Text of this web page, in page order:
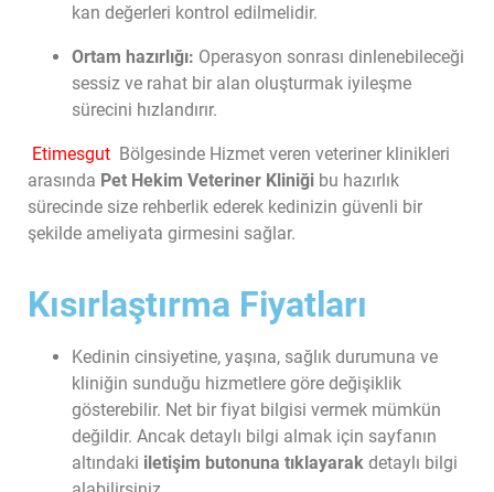
kan değerleri kontrol edilmelidir.
Ortam hazırlığı: Operasyon sonrası dinlenebileceği
sessiz ve rahat bir alan oluşturmak iyileşme
sürecini hızlandırır.
Etimesgut Bölgesinde Hizmet veren veteriner klinikleri
arasında Pet Hekim Veteriner Kliniği bu hazırlık
sürecinde size rehberlik ederek kedinizin güvenli bir
şekilde ameliyata girmesini sağlar.
Kısırlaştırma Fiyatları
Kedinin cinsiyetine, yaşına, sağlık durumuna ve
kliniğin sunduğu hizmetlere göre değişiklik
gösterebilir. Net bir fiyat bilgisi vermek mümkün
değildir. Ancak detaylı bilgi almak için sayfanın
altındaki iletişim butonuna tıklayarak detaylı bilgi